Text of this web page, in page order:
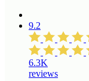
9.2
6.3K
reviews